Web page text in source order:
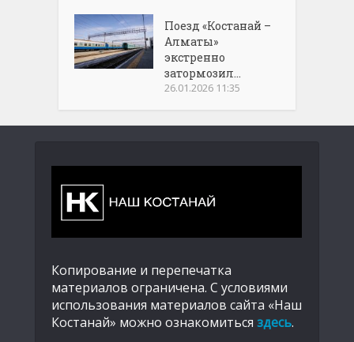
Поезд «Костанай –
Алматы»
экстренно
затормозил...
26.01.2026 11:35
Копирование и перепечатка
материалов ограничена. С условиями
использования материалов сайта «Наш
Костанай» можно ознакомиться здесь.